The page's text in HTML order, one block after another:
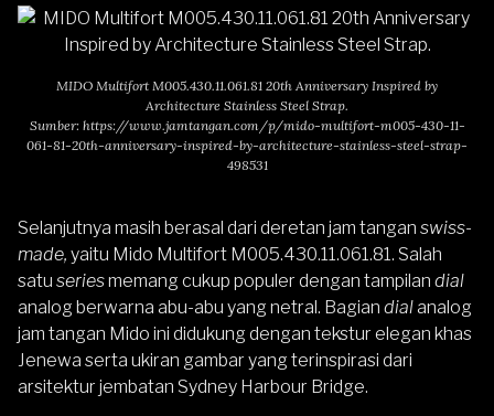
MIDO Multifort M005.430.11.061.81 20th Anniversary Inspired by
Architecture Stainless Steel Strap.
Sumber: https://www.jamtangan.com/p/mido-multifort-m005-430-11-
061-81-20th-anniversary-inspired-by-architecture-stainless-steel-strap-
498531
Selanjutnya masih berasal dari deretan jam tangan swiss-
made, yaitu Mido Multifort M005.430.11.061.81. Salah
satu seriesmemang cukup populer dengan tampilan dial
analog berwarna abu-abu yang netral. Bagian dialanalog
jam tangan Mido ini didukung dengan tekstur elegan khas
Jenewa serta ukiran gambar yang terinspirasi dari
arsitektur jembatan Sydney Harbour Bridge.